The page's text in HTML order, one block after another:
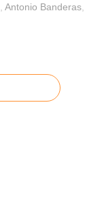
Antonio Banderas